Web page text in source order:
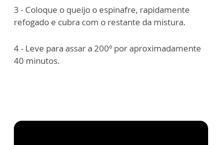
3 - Coloque o queijo o espinafre, rapidamente
refogado e cubra com o restante da mistura.
4 - Leve para assar a 200º por aproximadamente
40 minutos.